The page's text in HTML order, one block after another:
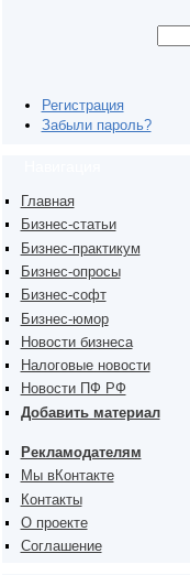
Регистрация
Забыли пароль?
Главная
Бизнес-статьи
Бизнес-практикум
Бизнес-опросы
Бизнес-софт
Бизнес-юмор
Новости бизнеса
Налоговые новости
Новости ПФ РФ
Добавить материал
Рекламодателям
Мы вКонтакте
Контакты
О проекте
Соглашение